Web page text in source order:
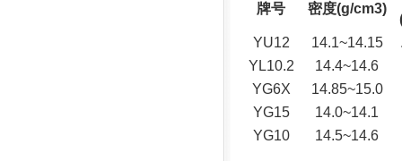
牌号 密度(g/cm3)
YU12
14.1~14.15
YL10.2
14.4~14.6
YG6X
14.85~15.0
YG15
14.0~14.1
YG10
14.5~14.6